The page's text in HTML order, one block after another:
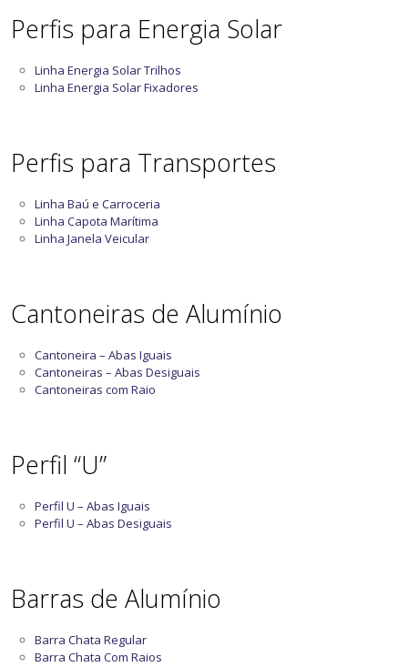
Perfis para Energia Solar
Linha Energia Solar Trilhos
Linha Energia Solar Fixadores
Perfis para Transportes
Linha Baú e Carroceria
Linha Capota Marítima
Linha Janela Veicular
Cantoneiras de Alumínio
Cantoneira – Abas Iguais
Cantoneiras – Abas Desiguais
Cantoneiras com Raio
Perfil “U”
Perfil U – Abas Iguais
Perfil U – Abas Desiguais
Barras de Alumínio
Barra Chata Regular
Barra Chata Com Raios